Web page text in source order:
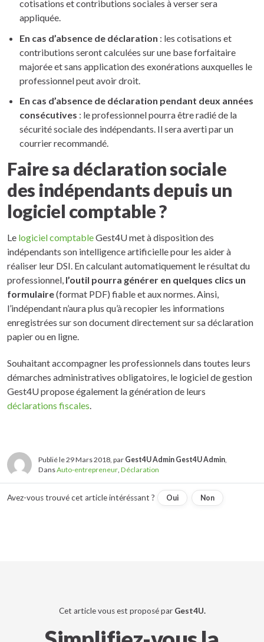
cotisations et contributions sociales à verser sera
appliquée.
En cas d’absence de déclaration : les cotisations et
contributions seront calculées sur une base forfaitaire
majorée et sans application des exonérations auxquelles le
professionnel peut avoir droit.
En cas d’absence de déclaration pendant deux années
consécutives : le professionnel pourra être radié de la
sécurité sociale des indépendants. Il sera averti par un
courrier recommandé.
Faire sa déclaration sociale
des indépendants depuis un
logiciel comptable ?
Le logiciel comptableGest4U met à disposition des
indépendants son intelligence artificielle pour les aider à
réaliser leur DSI. En calculant automatiquement le résultat du
professionnel, l’outil pourra générer en quelques clics un
formulaire(format PDF) fiable et aux normes. Ainsi,
l’indépendant n’aura plus qu’à recopier les informations
enregistrées sur son document directement sur sa déclaration
papier ou en ligne.
Souhaitant accompagner les professionnels dans toutes leurs
démarches administratives obligatoires, le logiciel de gestion
Gest4U propose également la génération de leurs
déclarations fiscales.
Publié le 29 Mars 2018, par Gest4U Admin Gest4U Admin,
DansAuto-entrepreneur, Déclaration
Avez-vous trouvé cet article intéréssant ? Oui Non
Cet article vous est proposé par Gest4U.